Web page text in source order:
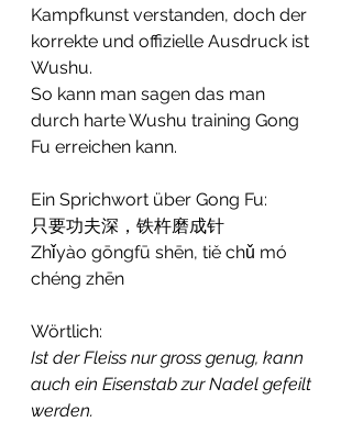
Kampfkunst verstanden, doch der
korrekte und offizielle Ausdruck ist
Wushu.
So kann man sagen das man
durch harte Wushu training Gong
Fu erreichen kann.
Ein Sprichwort über Gong Fu:
只要功夫深，铁杵磨成针
Zhǐyào gōngfū shēn, tiě chǔ mó
chéng zhēn
Wörtlich:
Ist der Fleiss nur gross genug, kann
auch ein Eisenstab zur Nadel gefeilt
werden.